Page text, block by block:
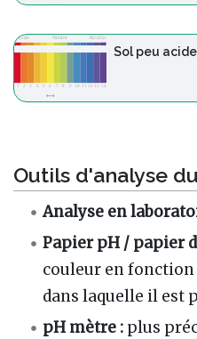
Sol peu acide
Outils d'analyse
Analyse en
Papier pH / papier
couleur en
dans laquelle il est
pH mètre : plus